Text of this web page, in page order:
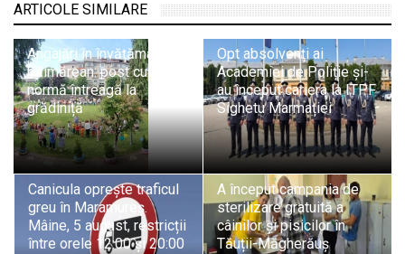
ARTICOLE SIMILARE
Angajări în învățământul
băimărean: post cu
normă întreagă la
grădiniță
Opt absolvenți ai
Academiei de Poliție și-
au început cariera la ITPF
Sighetu Marmației
Canicula oprește traficul
greu în Maramureș.
Mâine, 5 august, restricții
între orele 12:00 și 20:00
A început campania de
sterilizare gratuită a
câinilor și pisicilor în
Tăuții-Măgherăuș